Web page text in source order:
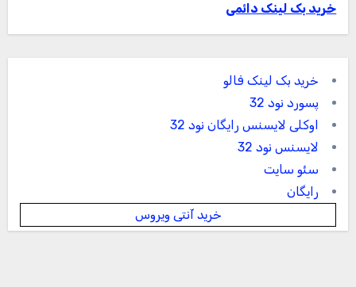
خرید بک لینک دائمی
خرید بک لینک فالو
پسورد نود 32
اوکلی لایسنس رایگان نود 32
لایسنس نود 32
سئو سایت
رایگان
خرید آنتی ویروس